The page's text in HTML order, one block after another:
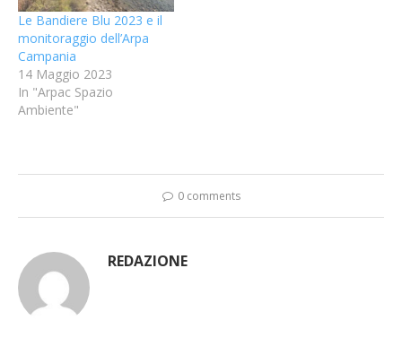
Le Bandiere Blu 2023 e il
monitoraggio dell’Arpa
Campania
14 Maggio 2023
In "Arpac Spazio
Ambiente"
0 comments
REDAZIONE